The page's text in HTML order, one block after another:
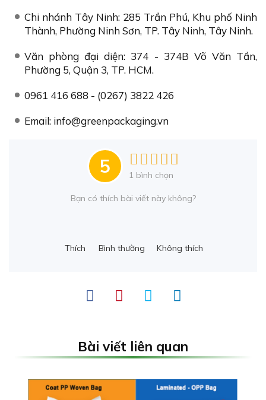
Chi nhánh Tây Ninh: 285 Trần Phú, Khu phố Ninh
Thành, Phường Ninh Sơn, TP. Tây Ninh, Tây Ninh.
Văn phòng đại diện: 374 - 374B Võ Văn Tần,
Phường 5, Quận 3, TP. HCM.
0961 416 688 - (0267) 3822 426
Email: info@greenpackaging.vn
5 1 bình chọn
Bạn có thích bài viết này không?
Thích Bình thường Không thích
Bài viết liên quan